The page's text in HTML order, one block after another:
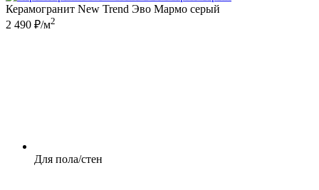
Керамогранит New Trend Эво Мармо серый
2 490 ₽/м2
Для пола/стен